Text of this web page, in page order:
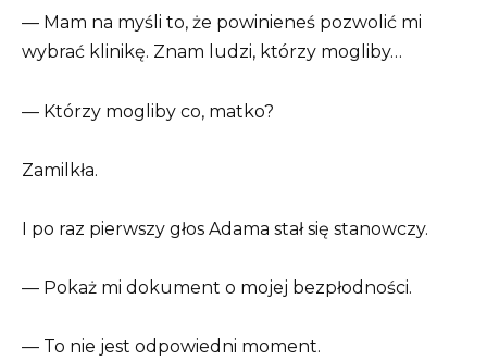
— Mam na myśli to, że powinieneś pozwolić mi
wybrać klinikę. Znam ludzi, którzy mogliby…
— Którzy mogliby co, matko?
Zamilkła.
I po raz pierwszy głos Adama stał się stanowczy.
— Pokaż mi dokument o mojej bezpłodności.
— To nie jest odpowiedni moment.